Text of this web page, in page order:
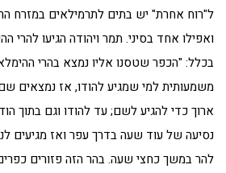
ל"רוח אחרת" יש בתים לתרמילאים במזרח
ואפילו אחד בסיני. תמר ויהודה הגיעו
בכלל: "הכפר שטסנו אליו נמצא בהרי
משמעותית למי שמגיע להודו, אז נמצאים
ארוך כדי להגיע לשם; עד להודו וגם בתוך
נסיעה של עוד שעה בדרך עפר ואז מגיעים
להר במשך כחצי שעה. בהר הזה פזורים כפרים,